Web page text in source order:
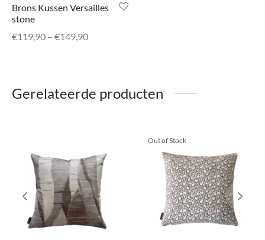
Brons Kussen Versailles
stone
€119,90 – €149,90Prijsklasse:
Gerelateerde producten
Out of Stock